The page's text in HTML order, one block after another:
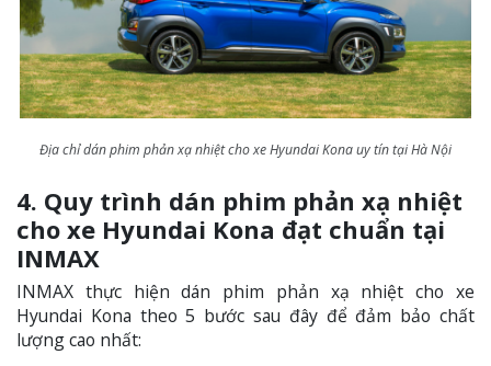
Địa chỉ dán phim phản xạ nhiệt cho xe Hyundai Kona uy tín tại Hà Nội
4. Quy trình dán phim phản xạ nhiệt
cho xe Hyundai Kona đạt chuẩn tại
INMAX
INMAX thực hiện dán phim phản xạ nhiệt cho xe
Hyundai Kona theo 5 bước sau đây để đảm bảo chất
lượng cao nhất: